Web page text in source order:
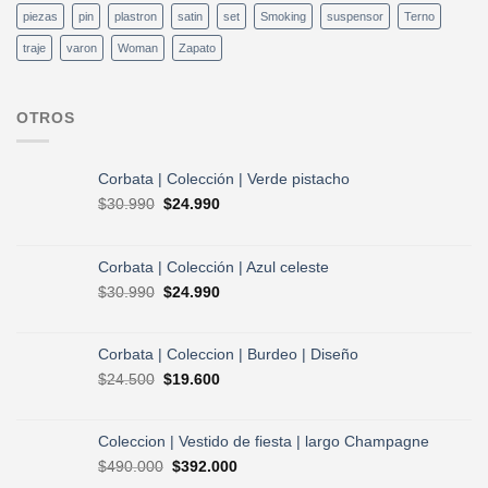
piezas pin plastron satin set Smoking suspensor Terno
traje varon Woman Zapato
OTROS
Corbata | Colección | Verde pistacho
$30.990 El
era:
$30.990.
$24.990El
es:
$24.990.
Corbata | Colección | Azul celeste
$30.990 El
era:
$30.990.
$24.990El
es:
Corbata | Coleccion | Burdeo | Diseño
$24.500 El
era:
$24.500.
$19.600El
es:
$19.600.
Coleccion | Vestido de fiesta | largo Champagne
$490.000 El
$392.000El